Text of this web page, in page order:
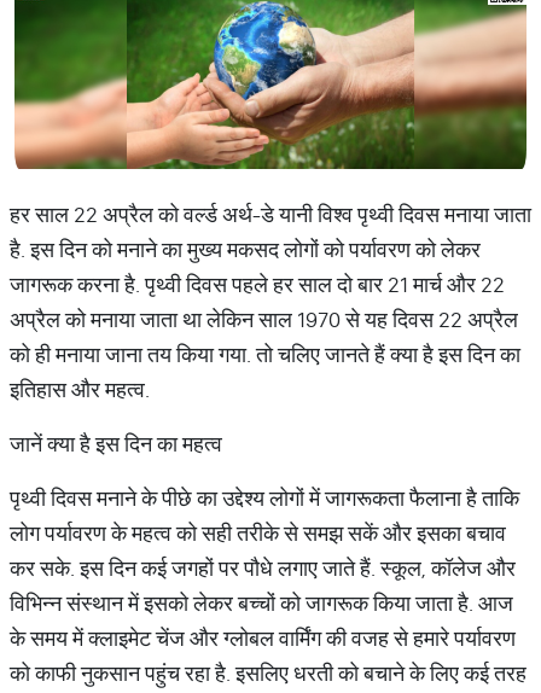
हर साल 22 अप्रैल को वर्ल्ड अर्थ-डे यानी विश्व पृथ्वी दिवस मनाया जाता
है. इस दिन को मनाने का मुख्य मकसद लोगों को पर्यावरण को लेकर
जागरूक करना है. पृथ्वी दिवस पहले हर साल दो बार 21 मार्च और 22
अप्रैल को मनाया जाता था लेकिन साल 1970 से यह दिवस 22 अप्रैल
को ही मनाया जाना तय किया गया. तो चलिए जानते हैं क्या है इस दिन का
इतिहास और महत्व.
जानें क्या है इस दिन का महत्व
पृथ्वी दिवस मनाने के पीछे का उद्देश्य लोगों में जागरूकता फैलाना है ताकि
लोग पर्यावरण के महत्व को सही तरीके से समझ सकें और इसका बचाव
कर सके. इस दिन कई जगहों पर पौधे लगाए जाते हैं. स्कूल, कॉलेज और
विभिन्न संस्थान में इसको लेकर बच्चों को जागरूक किया जाता है. आज
के समय में क्लाइमेट चेंज और ग्लोबल वार्मिंग की वजह से हमारे पर्यावरण
को काफी नुकसान पहुंच रहा है. इसलिए धरती को बचाने के लिए कई तरह